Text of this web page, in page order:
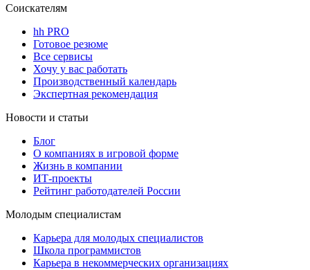
Соискателям
hh PRO
Готовое резюме
Все сервисы
Хочу у вас работать
Производственный календарь
Экспертная рекомендация
Новости и статьи
Блог
О компаниях в игровой форме
Жизнь в компании
ИТ-проекты
Рейтинг работодателей России
Молодым специалистам
Карьера для молодых специалистов
Школа программистов
Карьера в некоммерческих организациях